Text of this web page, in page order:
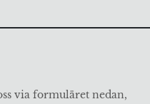
via formuläret nedan,